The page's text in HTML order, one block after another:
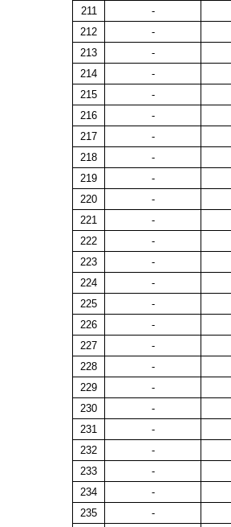
211 -
212
-
213
-
214
-
215
-
216
-
217
-
218
-
219
-
220
-
221
-
222
-
223
-
224
-
225
-
226
-
227
-
228
-
229
-
230
-
231
-
232
-
233
-
234
-
235
-